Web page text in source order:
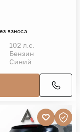
взноса
102 л.с.
Бензин
Синий